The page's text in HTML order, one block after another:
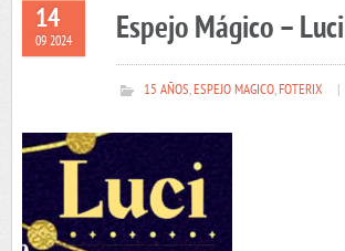
14
09 2024 Espejo Mágico – Luci
15 AÑOS,ESPEJO MAGICO,FOTERIX